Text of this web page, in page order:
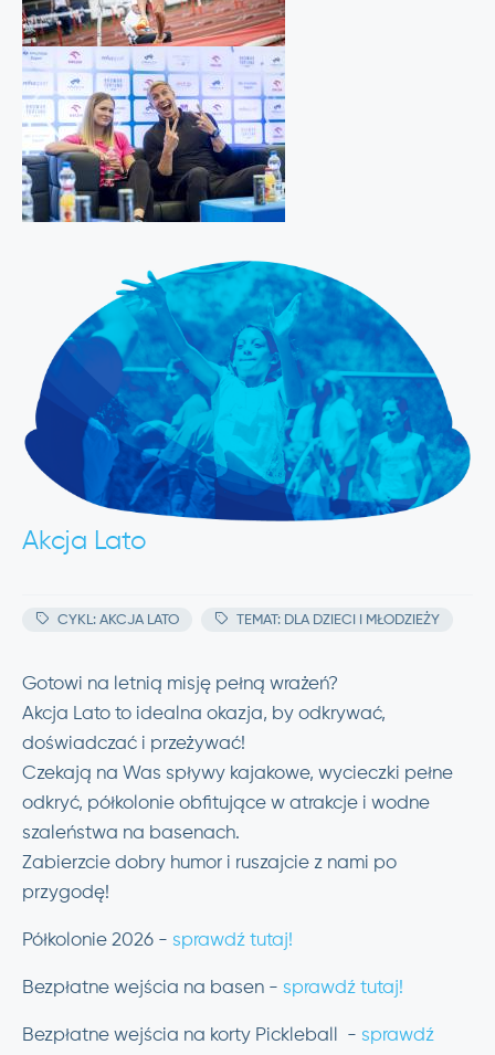
Akcja Lato
CYKL: AKCJA LATO TEMAT: DLA DZIECI I MŁODZIEŻY
Gotowi na letnią misję pełną wrażeń?
Akcja Lato to idealna okazja, by odkrywać,
doświadczać i przeżywać!
Czekają na Was spływy kajakowe, wycieczki pełne
odkryć, półkolonie obfitujące w atrakcje i wodne
szaleństwa na basenach.
Zabierzcie dobry humor i ruszajcie z nami po
przygodę!
Półkolonie 2026 - sprawdź tutaj!
Bezpłatne wejścia na basen - sprawdź tutaj!
Bezpłatne wejścia na korty Pickleball - sprawdź